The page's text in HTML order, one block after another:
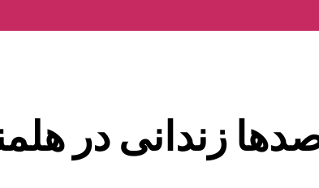
زندانی در